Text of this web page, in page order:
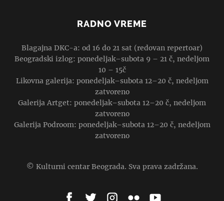
RADNO VREME
Blagajna DKC-a: od 16 do 21 sat (redovan repertoar)
Beogradski izlog: ponedeljak–subota 9 – 21 č, nedeljom
10 – 15č
Likovna galerija: ponedeljak–subota 12–20 č, nedeljom
zatvoreno
Galerija Artget: ponedeljak–subota 12–20 č, nedeljom
zatvoreno
Galerija Podroom: ponedeljak–subota 12–20 č, nedeljom
zatvoreno
© Kulturni centar Beograda. Sva prava zadržana.